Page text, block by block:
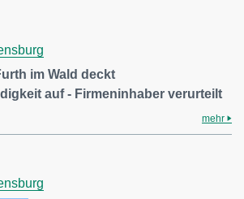
im Wald deckt
auf - Firmeninhaber verurteilt
mehr